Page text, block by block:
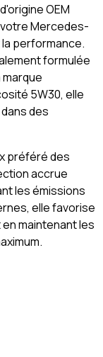
OEM
Mercedes-
performance.
formulée
5W30, elle
des
préféré des
accrue
les émissions
elle favorise
maintenant les